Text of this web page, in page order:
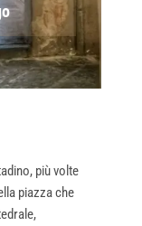
più volte
piazza che